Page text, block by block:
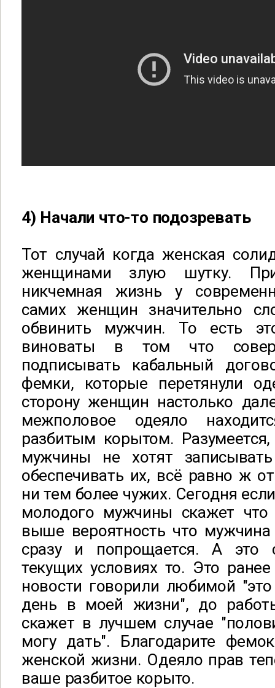
4) Начали что-то подозревать
Тот случай когда женская
женщинами злую шутку.
никчемная жизнь у
самих женщин значительно
обвинить мужчин. То есть
виноваты в том что
подписывать кабальный
фемки, которые перетянули
сторону женщин настолько
межполовое одеяло
разбитым корытом.
мужчины не хотят
обеспечивать их, всё равно ж
ни тем более чужих. Сегодня
молодого мужчины скажет что
выше вероятность что
сразу и попрощается. А это
текущих условиях то. Это
новости говорили любимой
день в моей жизни", до
скажет в лучшем случае
могу дать". Благодарите
женской жизни. Одеяло прав
ваше разбитое корыто.